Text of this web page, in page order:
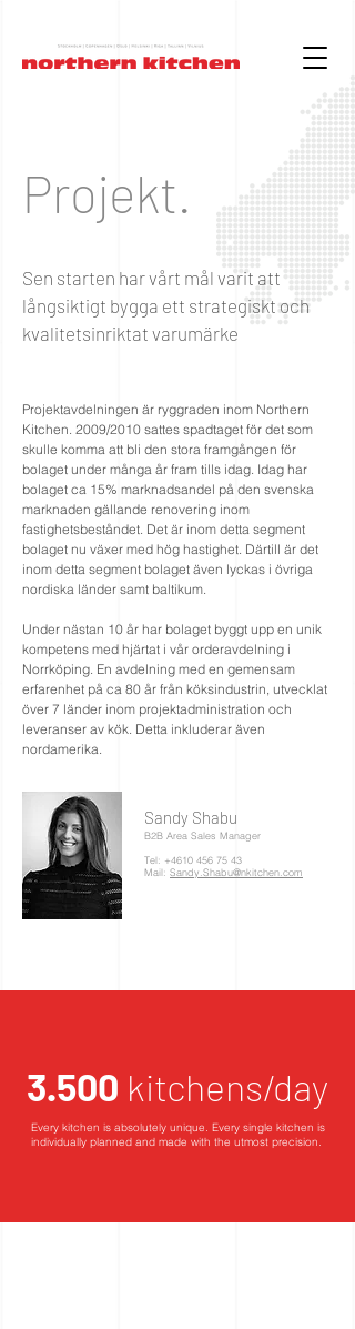
Projekt.
Sen starten har vårt mål varit att
långsiktigt bygga ett strategiskt och
kvalitetsinriktat varumärke
Projektavdelningen är ryggraden inom Northern
Kitchen. 2009/2010 sattes spadtaget för det som
skulle komma att bli den stora framgången för
bolaget under många år fram tills idag. Idag har
bolaget ca 15% marknadsandel på den svenska
marknaden gällande renovering inom
fastighetsbeståndet. Det är inom detta segment
bolaget nu växer med hög hastighet. Därtill är det
inom detta segment bolaget även lyckas i övriga
nordiska länder samt baltikum.
Under nästan 10 år har bolaget byggt upp en unik
kompetens med hjärtat i vår orderavdelning i
Norrköping. En avdelning med en gemensam
erfarenhet på ca 80 år från köksindustrin, utvecklat
över 7 länder inom projektadministration och
leveranser av kök. Detta inkluderar även
nordamerika.
Sandy Shabu
B2B Area Sales Manager
Tel: +4610 456 75 43
Mail: Sandy.Shabu@nkitchen.com
3.500 kitchens/day
Every kitchen is absolutely unique. Every single kitchen is
individually planned and made with the utmost precision.